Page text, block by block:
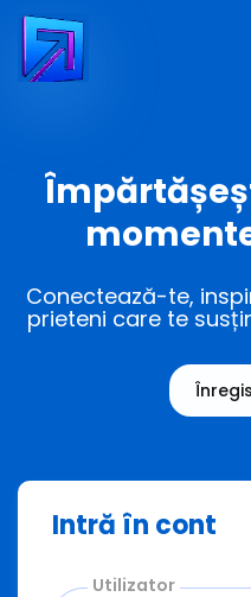
Conectează-te,
prieteni care te
Intră în cont
Utilizator